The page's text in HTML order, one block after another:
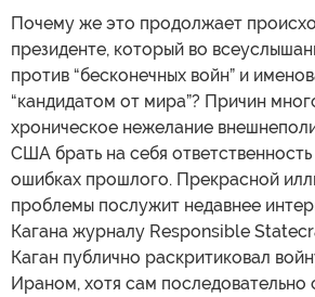
Почему же это продолжает
президенте, который во
против “бесконечных войн” и
“кандидатом от мира”? Причин
хроническое нежелание
США брать на себя ответственность
ошибках прошлого. Прекрасной
проблемы послужит недавнее
Кагана журналу Responsible
Каган публично раскритиковал
Ираном, хотя сам последовательно